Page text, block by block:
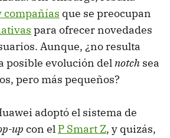
compañías que se preocupan
para ofrecer novedades
Aunque, ¿no resulta
posible evolución delnotch sea
pero más pequeños?
adoptó el sistema de
up con el P Smart Z, y quizás,